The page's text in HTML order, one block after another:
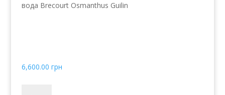
вода Brecourt Osmanthus Guilin
6,600.00 грн